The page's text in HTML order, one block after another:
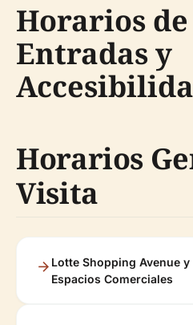
Horarios
Entradas y
Horarios
Visita
Lotte Shopping Avenue y
Espacios Comerciales